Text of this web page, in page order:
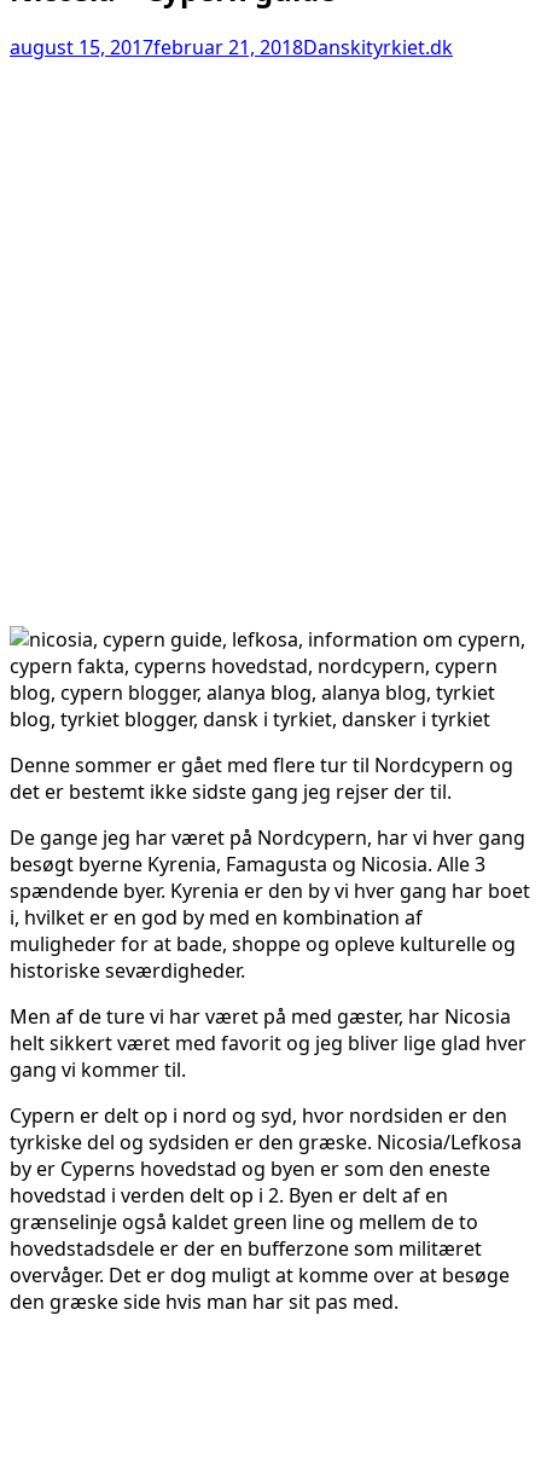
august 15, 2017februar 21, 2018Danskityrkiet.dk
Denne sommer er gået med flere tur til Nordcypern og
det er bestemt ikke sidste gang jeg rejser der til.
De gange jeg har været på Nordcypern, har vi hver gang
besøgt byerne Kyrenia, Famagusta og Nicosia. Alle 3
spændende byer. Kyrenia er den by vi hver gang har boet
i, hvilket er en god by med en kombination af
muligheder for at bade, shoppe og opleve kulturelle og
historiske seværdigheder.
Men af de ture vi har været på med gæster, har Nicosia
helt sikkert været med favorit og jeg bliver lige glad hver
gang vi kommer til.
Cypern er delt op i nord og syd, hvor nordsiden er den
tyrkiske del og sydsiden er den græske. Nicosia/Lefkosa
by er Cyperns hovedstad og byen er som den eneste
hovedstad i verden delt op i 2. Byen er delt af en
grænselinje også kaldet green line og mellem de to
hovedstadsdele er der en bufferzone som militæret
overvåger. Det er dog muligt at komme over at besøge
den græske side hvis man har sit pas med.